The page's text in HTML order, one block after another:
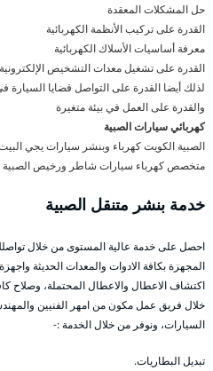
حل المشكلات المعقدة
القدرة على تركيب الأنظمة الكهربائية
معرفة أساسيات الأسلاك الكهربائية
القدرة على تشغيل معدات التشخيص الإلكترونية
لذلك أيضا القدرة على التواصل قضايا
والقدرة على العمل في بيئة متغيرة
كهربائي سيارات الصبية
الصبية الكويت كهرباء وبنشر سيارات يجي
متخصص كهرباء سيارات شاطر ورخيص الصبية
خدمة بنشر متنقل الصبية
احصل على خدمة عالية المستوى من خلال
المجهزة بكافة الادوات والمعدات الحديثة
اكتشاف الاعطال والاعطال المحتملة، وصلاح
خلال فريق عمل مكون من امهر الفنيين
السيارات، ونوفر من خلال الخدمة :-
تبديل البطاريات.